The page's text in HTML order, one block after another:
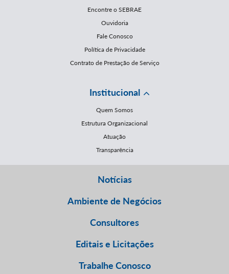
Encontre o SEBRAE
Ouvidoria
Fale Conosco
Política de Privacidade
Contrato de Prestação de Serviço
Institucional
Quem Somos
Estrutura Organizacional
Atuação
Transparência
Notícias
Ambiente de Negócios
Consultores
Editais e Licitações
Trabalhe Conosco